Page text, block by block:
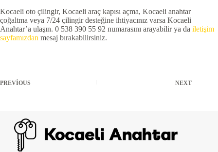
Kocaeli oto çilingir, Kocaeli araç kapısı açma, Kocaeli anahtar
çoğaltma veya 7/24 çilingir desteğine ihtiyacınız varsa Kocaeli
Anahtar’a ulaşın. 0 538 390 55 92 numarasını arayabilir ya da iletişim
sayfamızdan mesaj bırakabilirsiniz.
PREVIOUS NEXT